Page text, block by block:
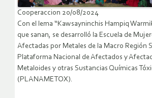
Cooperaccion 20/08/2024
Con el lema “Kawsayninchis Hampiq
que sanan, se desarrolló la Escuela de
Afectadas por Metales de la Macro Región
Plataforma Nacional de Afectados y
Metaloides y otras Sustancias Químicas
(PLANAMETOX).